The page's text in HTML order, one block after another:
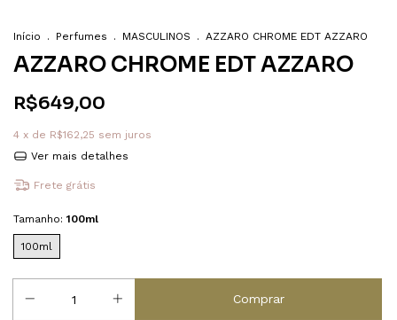
Início . Perfumes . MASCULINOS . AZZARO CHROME EDT AZZARO
AZZARO CHROME EDT AZZARO
R$649,00
4 x de R$162,25 sem juros
Ver mais detalhes
Frete grátis
Tamanho: 100ml
100ml